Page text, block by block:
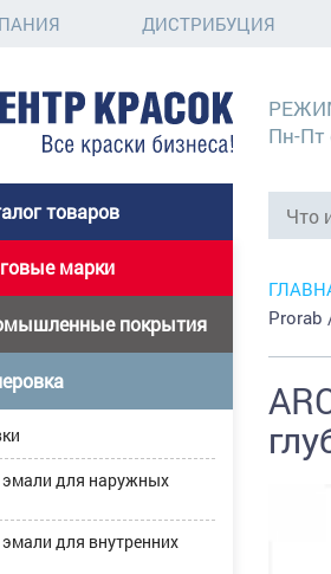
ДИСТРИБУЦИЯ
товаров
Пн-Пт
марки
покрытия
эмали для наружных
для внутренних
Prorab